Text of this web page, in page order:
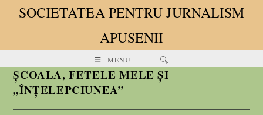
SOCIETATEA PENTRU JURNALISM
APUSENII
MENU
ȘCOALA, FETELE MELE ȘI
„ÎNȚELEPCIUNEA”